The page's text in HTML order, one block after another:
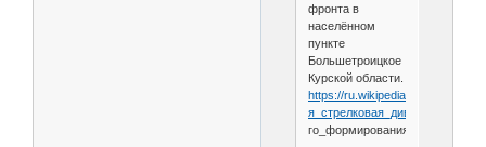
фронта в
населённом
пункте
Большетроицкое
Курской области.
https://ru.wikipedia.org/wiki/111-
я_стрелковая_дивизия_
го_формирования)